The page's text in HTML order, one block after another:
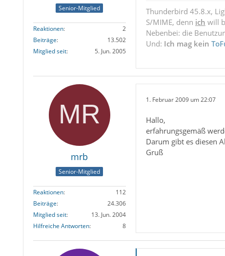
Senior-Mitglied
Reaktionen
2
Beiträge
13.502
Mitglied seit
5. Jun. 2005
Thunderbird 45.8.x,
S/MIME, denn ich will
Nebenbei: die
Und: Ich mag kein
mrb
Senior-Mitglied
Reaktionen
112
Beiträge
24.306
Mitglied seit
13. Jun. 2004
Hilfreiche Antworten
8
1. Februar 2009 um 22:07
Hallo,
erfahrungsgemäß
Darum gibt es diesen
Gruß